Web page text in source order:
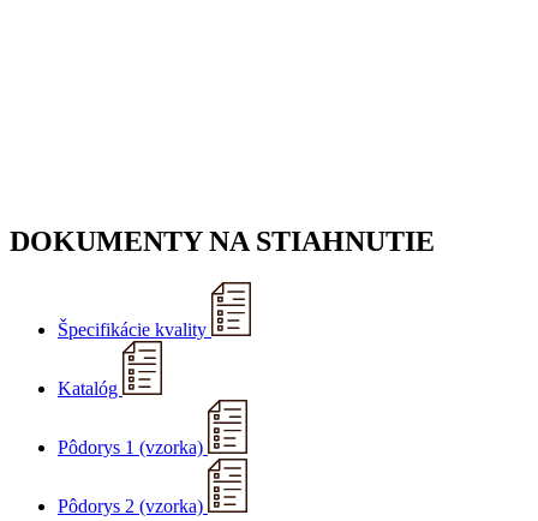
DOKUMENTY NA STIAHNUTIE
Špecifikácie kvality
Katalóg
Pôdorys 1 (vzorka)
Pôdorys 2 (vzorka)